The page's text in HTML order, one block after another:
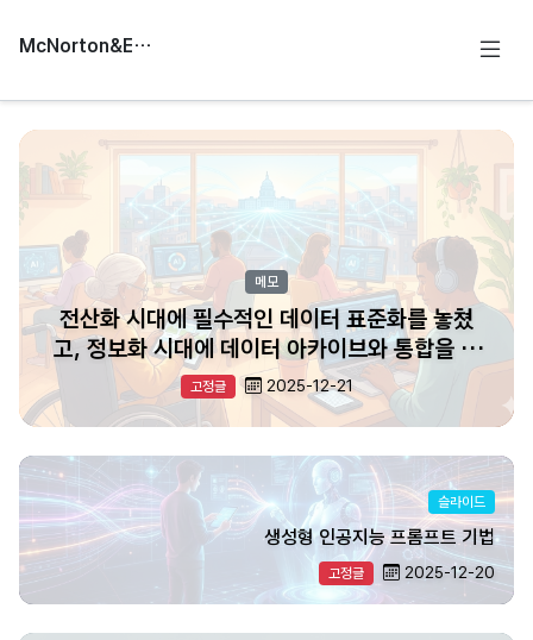
McNorton&Education
메모
전산화 시대에 필수적인 데이터 표준화를 놓쳤
고, 정보화 시대에 데이터 아카이브와 통합을 놓
쳤고, 디지털전환 시대에 앞선 단계의 결핍으로
손도 못대고 놓쳤고, 인공지능 시대를 준비한다
고정글 2025-12-21
슬라이드
생성형 인공지능 프롬프트 기법
고정글 2025-12-20